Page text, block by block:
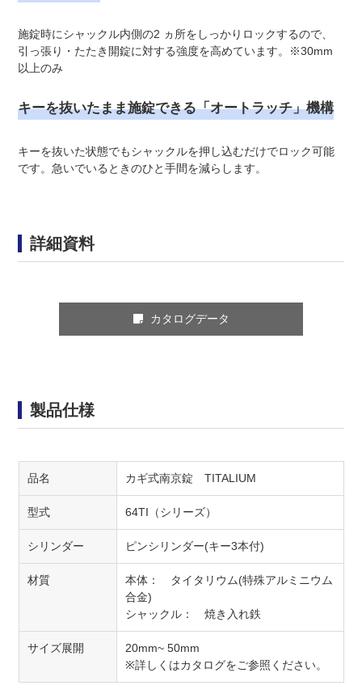
施錠時にシャックル内側の2 ヵ所をしっかりロックするので、
引っ張り・たたき開錠に対する強度を高めています。※30mm
以上のみ
キーを抜いたまま施錠できる「オートラッチ」機構
キーを抜いた状態でもシャックルを押し込むだけでロック可能
です。急いでいるときのひと手間を減らします。
詳細資料
カタログデータ
製品仕様
品名 カギ式南京錠 TITALIUM
型式 64TI（シリーズ）
シリンダー ピンシリンダー(キー3本付)
材質
本体： タイタリウム(特殊アルミニウム
合金)
シャックル： 焼き入れ鉄
サイズ展開
20mm~ 50mm
※詳しくはカタログをご参照ください。